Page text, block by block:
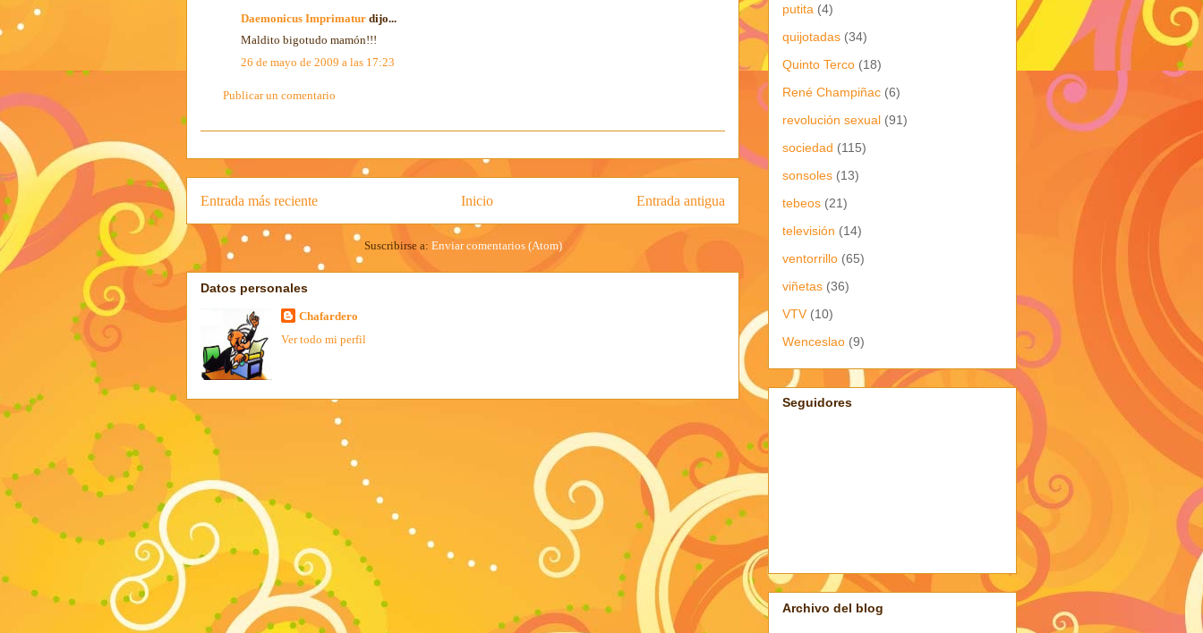
Daemonicus Imprimatur dijo...
Maldito bigotudo mamón!!!
26 de mayo de 2009 a las 17:23
Publicar un comentario
Entrada más reciente Entrada antigua
Inicio
Suscribirse a: Enviar comentarios (Atom)
Datos personales
Chafardero
Ver todo mi perfil
putita (4)
quijotadas (34)
Quinto Terco (18)
René Champiñac (6)
revolución sexual (91)
sociedad (115)
sonsoles (13)
tebeos (21)
televisión (14)
ventorrillo (65)
viñetas (36)
VTV (10)
Wenceslao (9)
Seguidores
Archivo del blog